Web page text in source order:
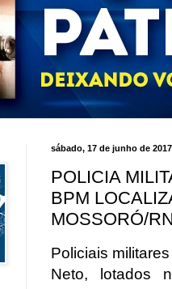
sábado, 17 de junho de 2017
POLICIA
BPM
MOSSORÓ/
Policiais
Neto, lotados